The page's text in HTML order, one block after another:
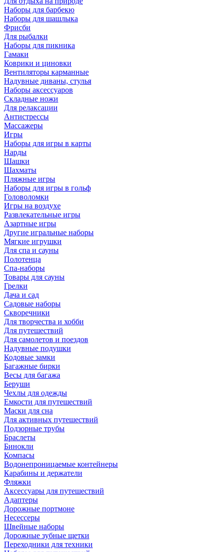
Наборы для барбекю
Наборы для шашлыка
Фрисби
Для рыбалки
Наборы для пикника
Гамаки
Коврики и циновки
Вентиляторы карманные
Надувные диваны, стулья
Наборы аксессуаров
Складные ножи
Для релаксации
Антистрессы
Массажеры
Игры
Наборы для игры в карты
Нарды
Шашки
Шахматы
Пляжные игры
Наборы для игры в гольф
Головоломки
Игры на воздухе
Развлекательные игры
Азартные игры
Другие игральные наборы
Мягкие игрушки
Для спа и сауны
Полотенца
Спа-наборы
Товары для сауны
Грелки
Дача и сад
Садовые наборы
Скворечники
Для творчества и хобби
Для путешествий
Для самолетов и поездов
Надувные подушки
Кодовые замки
Багажные бирки
Весы для багажа
Беруши
Чехлы для одежды
Емкости для путешествий
Маски для сна
Для активных путешествий
Подзорные трубы
Браслеты
Бинокли
Компасы
Водонепроницаемые контейнеры
Карабины и держатели
Фляжки
Аксессуары для путешествий
Адаптеры
Дорожные портмоне
Несессеры
Швейные наборы
Дорожные зубные щетки
Переходники для техники